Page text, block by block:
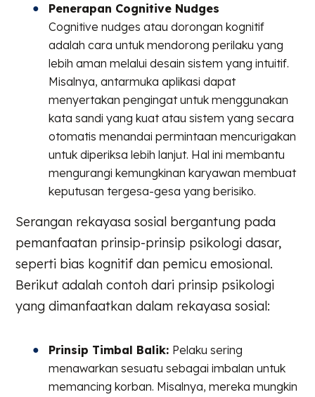
Penerapan Cognitive Nudges
Cognitive nudges atau dorongan kognitif
adalah cara untuk mendorong perilaku yang
lebih aman melalui desain sistem yang intuitif.
Misalnya, antarmuka aplikasi dapat
menyertakan pengingat untuk menggunakan
kata sandi yang kuat atau sistem yang secara
otomatis menandai permintaan mencurigakan
untuk diperiksa lebih lanjut. Hal ini membantu
mengurangi kemungkinan karyawan membuat
keputusan tergesa-gesa yang berisiko.
Serangan rekayasa sosial bergantung pada
pemanfaatan prinsip-prinsip psikologi dasar,
seperti bias kognitif dan pemicu emosional.
Berikut adalah contoh dari prinsip psikologi
yang dimanfaatkan dalam rekayasa sosial:
Prinsip Timbal Balik: Pelaku sering
menawarkan sesuatu sebagai imbalan untuk
memancing korban. Misalnya, mereka mungkin